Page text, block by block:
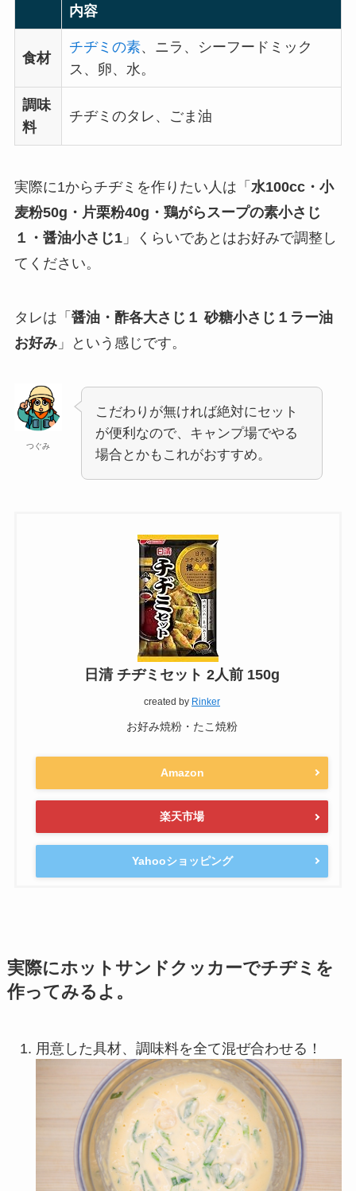
内容
食材
チヂミの素、ニラ、シーフードミック
ス、卵、水。
調味
料
チヂミのタレ、ごま油
実際に1からチヂミを作りたい人は「 水100cc・小
麦粉50g・片栗粉40g・鶏がらスープの素小さじ
１・醤油小さじ1」くらいであとはお好みで調整し
てください。
タレは「 醤油・酢各大さじ１ 砂糖小さじ１ラー油
お好み」という感じです。
つぐみ
こだわりが無ければ絶対にセット
が便利なので、キャンプ場でやる
場合とかもこれがおすすめ。
日清 チヂミセット 2人前 150g
created by Rinker
お好み焼粉・たこ焼粉
Amazon
楽天市場
Yahooショッピング
実際にホットサンドクッカーでチヂミを
作ってみるよ。
用意した具材、調味料を全て混ぜ合わせる！